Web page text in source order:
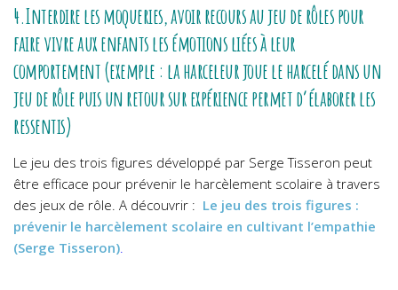
4.Interdire les moqueries, avoir recours au jeu de rôles pour
faire vivre aux enfants les émotions liées à leur
comportement (exemple : la harceleur joue le harcelé dans un
jeu de rôle puis un retour sur expérience permet d’élaborer les
ressentis)
Le jeu des trois figures développé par Serge Tisseron peut
être efficace pour prévenir le harcèlement scolaire à travers
des jeux de rôle. A découvrir : Le jeu des trois figures :
prévenir le harcèlement scolaire en cultivant l’empathie
(Serge Tisseron)